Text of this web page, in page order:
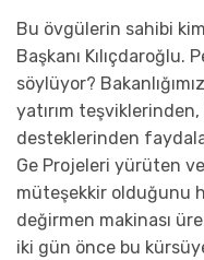
Bu övgülerin sahibi
Başkanı
söylüyor?
yatırım teşviklerinden,
desteklerinden
Ge Projeleri yürüten
müteşekkir olduğunu
değirmen makinası
iki gün önce bu